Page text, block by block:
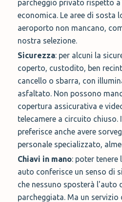
Il Fast Track Il servizio grazie
più rapidamente ai controlli
imbarchi.
VIP Lounge Caruso Con un
accedere ad un’elegante
parcheggio privato rispetto
economica. Le aree di sosta
aeroporto non mancano,
nostra selezione.
Sicurezza: per alcuni la
coperto, custodito, ben
cancello o sbarra, con
asfaltato. Non possono
copertura assicurativa e
telecamere a circuito chiuso.
preferisce anche avere
personale specializzato,
Chiavi in mano: poter tenere
auto conferisce un senso di
che nessuno sposterà l'auto
parcheggiata. Ma un servizio